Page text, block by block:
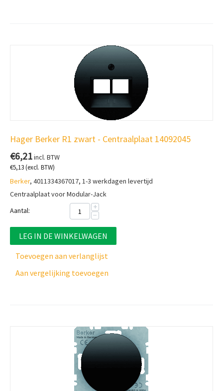
Hager Berker R1 zwart - Centraalplaat 14092045
€6,21incl. BTW
€5,13(excl. BTW)
Berker, 4011334367017, 1-3 werkdagen levertijd
Centraalplaat voor Modular-Jack
Aantal:
+
−
LEG IN DE WINKELWAGEN
Toevoegen aan verlanglijst
Aan vergelijking toevoegen